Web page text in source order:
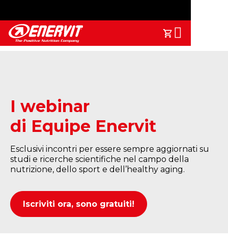
Il Tuo
Search
I webinar
di Equipe Enervit
Esclusivi incontri per essere sempre aggiornati su
studi e ricerche scientifiche nel campo della
nutrizione, dello sport e dell’healthy aging.
Iscriviti ora, sono gratuiti!